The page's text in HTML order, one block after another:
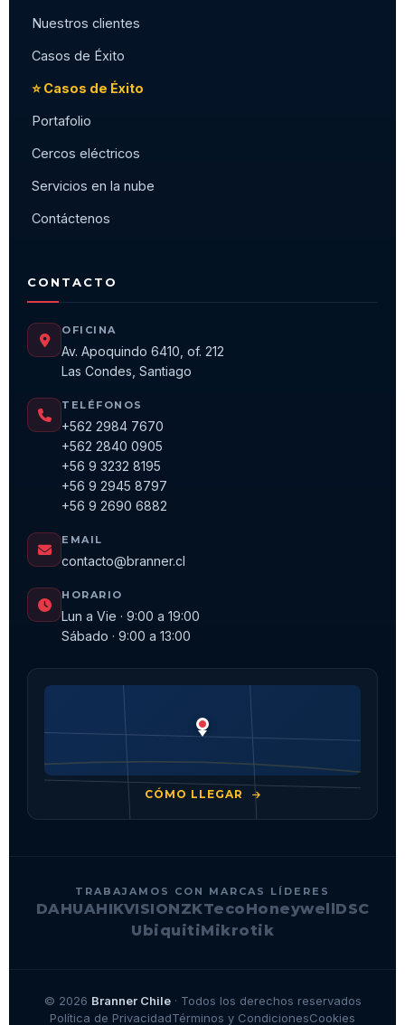
Nuestros clientes
Casos de Éxito
⭐ Casos de Éxito
Portafolio
Cercos eléctricos
Servicios en la nube
Contáctenos
CONTACTO
OFICINA
Av. Apoquindo 6410, of. 212
Las Condes, Santiago
TELÉFONOS
+562 2984 7670
+562 2840 0905
+56 9 3232 8195
+56 9 2945 8797
+56 9 2690 6882
EMAIL
contacto@branner.cl
HORARIO
Lun a Vie · 9:00 a 19:00
Sábado · 9:00 a 13:00
CÓMO LLEGAR
TRABAJAMOS CON MARCAS LÍDERES
DAHUAHIKVISIONZKTecoHoneywellDSC
UbiquitiMikrotik
© 2026 Branner Chile· Todos los derechos reservados
Política de PrivacidadTérminos y CondicionesCookies